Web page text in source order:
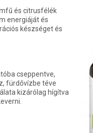
és citrusfélék
energiáját és
készséget és
cseppentve,
fürdővízbe téve
kizárólag hígítva